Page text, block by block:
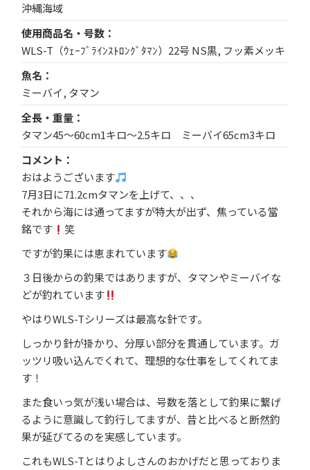
沖縄海域
使用商品名・号数
WLS-T（ｳｪｰﾌﾞﾗｲﾝｽﾄﾛﾝｸﾞﾀﾏﾝ）22号 NS黒, フッ素メッキ
魚名
ミーバイ, タマン
全長・重量
タマン45～60cm1キロ～2.5キロ ミーバイ65cm3キロ
コメント
おはようございます
7月3日に71.2cmタマンを上げて、、、
それから海には通ってますが特大が出ず、焦っている當
銘です
笑
ですが釣果には恵まれています
３日後からの釣果ではありますが、タマンやミーバイな
どが釣れています
やはりWLS-Tシリーズは最高な針です。
しっかり針が掛かり、分厚い部分を貫通しています。ガ
ッツリ吸い込んでくれて、理想的な仕事をしてくれてま
す！
また食いっ気が浅い場合は、号数を落として釣果に繋げ
るように意識して釣行してますが、昔と比べると断然釣
果が延びてるのを実感しています。
これもWLS-Tとはりよしさんのおかげだと思っておりま